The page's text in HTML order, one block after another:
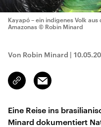
Kayapó – ein indigenes Volk
Amazonas © Robin Minard
Von Robin Minard |
Link
kopieren/teilen
Email
Eine Reise ins
Minard dokumentiert